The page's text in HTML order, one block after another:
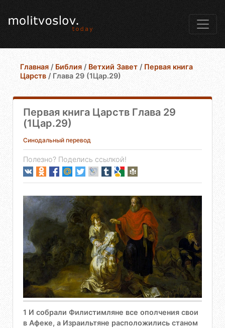
Главная / Библия / Ветхий Завет / Первая книга
Царств / Глава 29 (1Цар.29)
Первая книга Царств Глава 29
(1Цар.29)
Синодальный перевод
Полезно? Поделись ссылкой!
1 И собрали Филистимляне все ополчения свои
в Афеке, а Израильтяне расположились станом